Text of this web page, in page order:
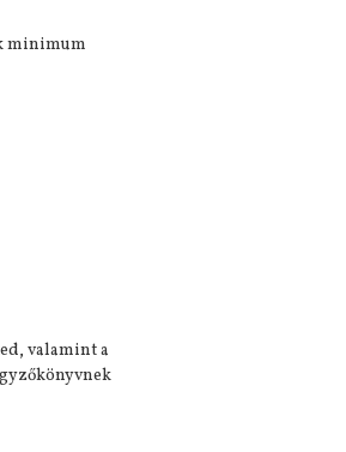
minimum
valamint a